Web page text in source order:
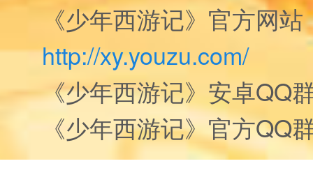
《少年西游记》官方网站
http://xy.youzu.com/
《少年西游记》安卓QQ
《少年西游记》官方QQ